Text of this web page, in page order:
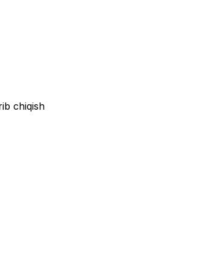
chiqish